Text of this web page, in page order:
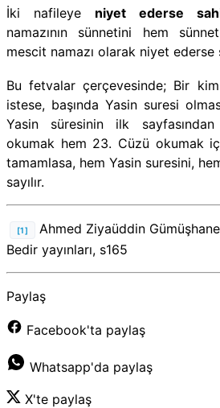
İki nafileye
niyet ederse
namazının sünnetini hem
mescit namazı olarak niyet ederse
Bu fetvalar çerçevesinde; Bir
istese, başında Yasin suresi
Yasin süresinin ilk
okumak hem 23. Cüzü okumak
tamamlasa, hem Yasin suresini,
sayılır.
[1]
Ahmed Ziyaüddin
Bedir yayınları, s165
Paylaş
Facebook'ta paylaş
Whatsapp'da paylaş
X'te paylaş